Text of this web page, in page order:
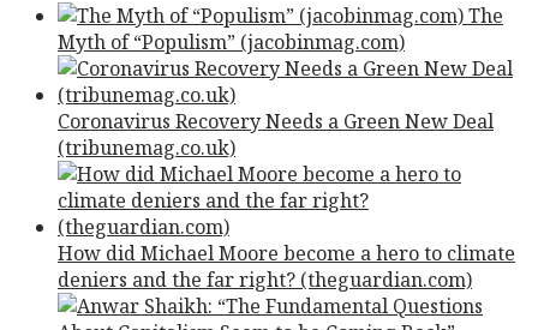
The
Myth of “Populism” (jacobinmag.com)
Coronavirus Recovery Needs a Green New Deal
(tribunemag.co.uk)
How did Michael Moore become a hero to climate
deniers and the far right? (theguardian.com)